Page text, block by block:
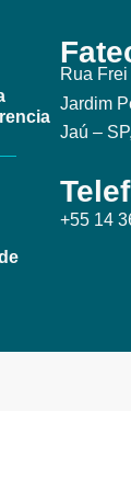
Rua
Jardim
Jaú –
+55 14